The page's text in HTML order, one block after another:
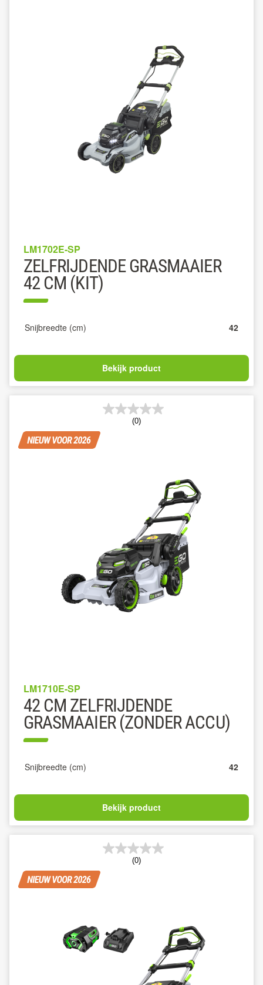
LM1702E-SP
ZELFRIJDENDE GRASMAAIER
42 CM (KIT)
Snijbreedte (cm) 42
Bekijk product
(0)
LM1710E-SP
42 CM ZELFRIJDENDE
GRASMAAIER (ZONDER ACCU)
Snijbreedte (cm) 42
Bekijk product
(0)